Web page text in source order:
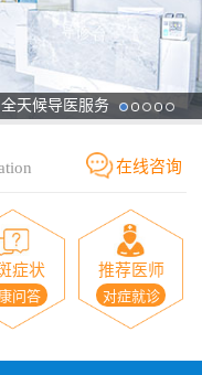
全天候导医服务
在线咨询
症状
问答
推荐医师
对症就诊